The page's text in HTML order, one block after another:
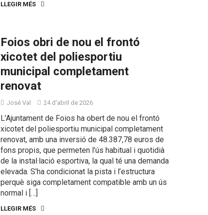
LLEGIR MÉS
Foios obri de nou el frontó
xicotet del poliesportiu
municipal completament
renovat
José Val 24 d'abril de 2026
L’Ajuntament de Foios ha obert de nou el frontó
xicotet del poliesportiu municipal completament
renovat, amb una inversió de 48.387,78 euros de
fons propis, que permeten l’ús habitual i quotidià
de la instal·lació esportiva, la qual té una demanda
elevada. S’ha condicionat la pista i l’estructura
perquè siga completament compatible amb un ús
normal i […]
LLEGIR MÉS